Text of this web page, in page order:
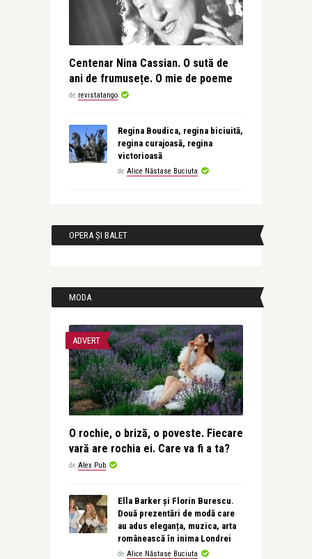
Centenar Nina Cassian. O sută de
ani de frumusețe. O mie de poeme
de revistatango
Regina Boudica, regina biciuită,
regina curajoasă, regina
victorioasă
de Alice Năstase Buciuta
OPERA ȘI BALET
MODA
ADVERT
O rochie, o briză, o poveste. Fiecare
vară are rochia ei. Care va fi a ta?
de Alex Pub
Ella Barker și Florin Burescu.
Două prezentări de modă care
au adus eleganța, muzica, arta
românească în inima Londrei
de Alice Năstase Buciuta